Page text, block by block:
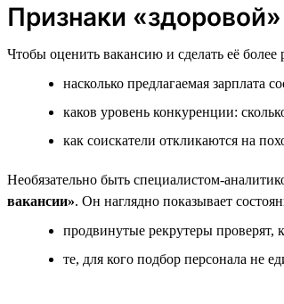
Признаки
Чтобы оценить вакансию и сделать её
насколько предлагаемая зарплата
каков уровень конкуренции:
как соискатели откликаются на
Необязательно быть специалистом-
вакансии». Он наглядно показывает
продвинутые рекрутеры проверят,
те, для кого подбор персонала не